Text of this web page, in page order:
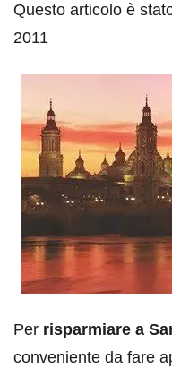
Questo articolo è
2011
Per risparmiare a
conveniente da fare